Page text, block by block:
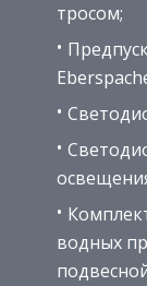
тросом;
водных